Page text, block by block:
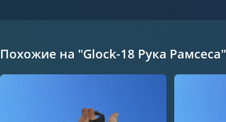
Похожие на "Glock-18 Рука Рамсеса"